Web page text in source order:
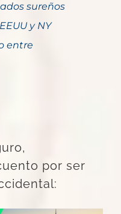
sureños
y NY
entre
por ser